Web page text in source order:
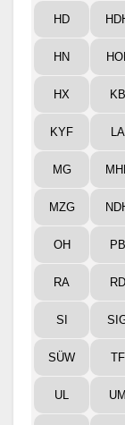
HD
HN
HX KB
KYF LA
MG
MZG
OH PB
RA RD
SI
SÜW TF
UL UM